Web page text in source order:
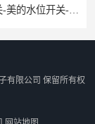
浮球液位开关-美的水位开关-水位计定制-柏奥
有限公司 保留所有权